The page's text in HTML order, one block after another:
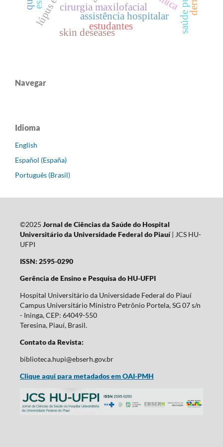
cirurgia maxilofacial
assistência hospitalar
estudantes
skin deseases
Navegar
Idioma
English
Español (España)
Português (Brasil)
©2025 Jornal de Ciências da Saúde do Hospital
Universitário da Universidade Federal do Piauí| JCS HU-
UFPI
ISSN: 2595-0290
Gerência de Ensino e Pesquisa do HU-UFPI
Hospital Universitário da Universidade Federal do Piauí
Campus Universitário Ministro Petrônio Portela, SG 07 s/n
- Ininga, CEP: 64049-550
Teresina, Piauí, Brasil.
Contato da Revista:
biblioteca.hupi@ebserh.gov.br
Clique aqui para metadados em OAI-PMH